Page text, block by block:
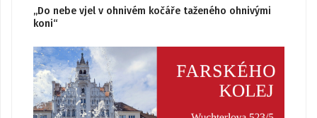
„Do nebe vjel v ohnivém kočáře taženého ohnivými
koni“